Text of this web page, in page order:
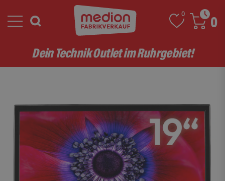
0
0
Dein Technik Outlet im Ruhrgebiet!